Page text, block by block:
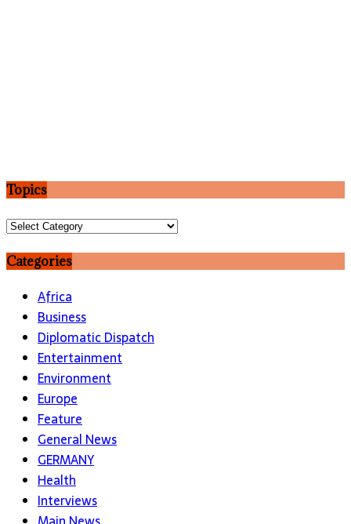
Topics
Topics
Categories
Africa
Business
Diplomatic Dispatch
Entertainment
Environment
Europe
Feature
General News
GERMANY
Health
Interviews